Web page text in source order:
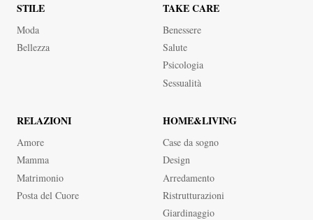
STILE
Moda
Bellezza
TAKE CARE
Benessere
Salute
Psicologia
Sessualità
RELAZIONI
Amore
Mamma
Matrimonio
Posta del Cuore
HOME&LIVING
Case da sogno
Design
Arredamento
Ristrutturazioni
Giardinaggio